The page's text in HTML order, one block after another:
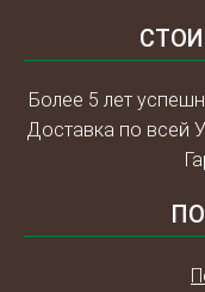
Более 5 лет
Доставка по всей